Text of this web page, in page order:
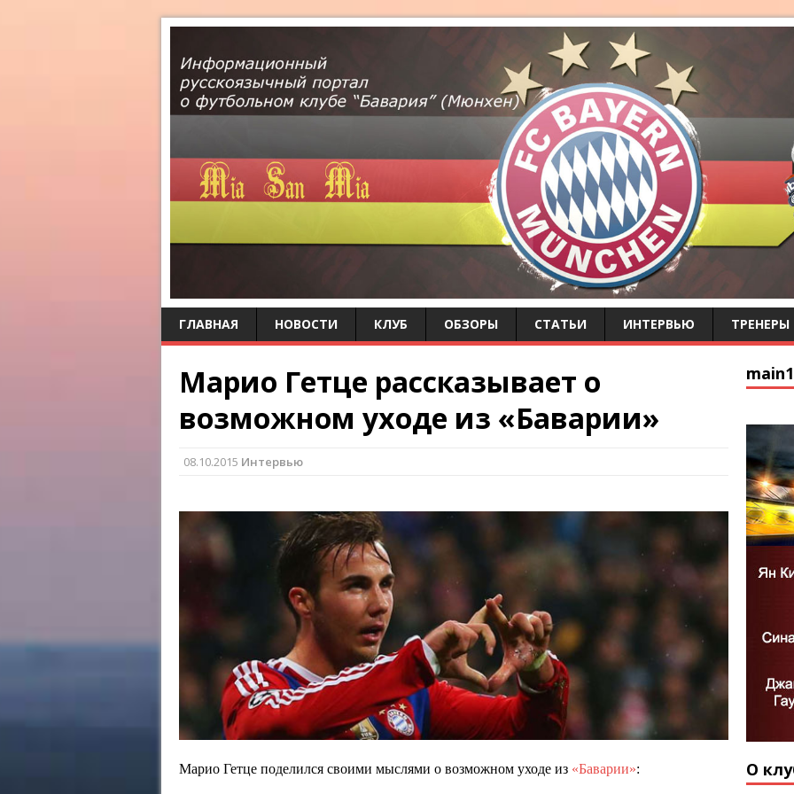
ГЛАВНАЯ НОВОСТИ КЛУБ ОБЗОРЫ СТАТЬИ ИНТЕРВЬЮ ТРЕНЕРЫ
Марио Гетце рассказывает о
возможном уходе из «Баварии»
08.10.2015 Интервью
Марио Гетце поделился своими мыслями о возможном уходе из «Баварии»:
main1
О